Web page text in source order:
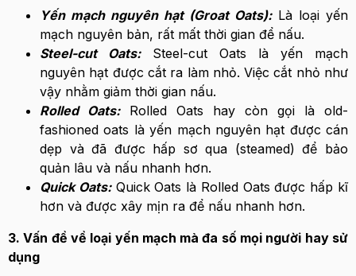
Yến mạch nguyên hạt (Groat Oats):Là loại yến
mạch nguyên bản, rất mất thời gian để nấu.
Steel-cut Oats:Steel-cut Oats là yến mạch
nguyên hạt được cắt ra làm nhỏ. Việc cắt nhỏ như
vậy nhằm giảm thời gian nấu.
Rolled Oats:Rolled Oats hay còn gọi là old-
fashioned oats là yến mạch nguyên hạt được cán
dẹp và đã được hấp sơ qua (steamed) để bảo
quản lâu và nấu nhanh hơn.
Quick Oats:Quick Oats là Rolled Oats được hấp kĩ
hơn và được xây mịn ra để nấu nhanh hơn.
3. Vấn đề về loại yến mạch mà đa số mọi người hay sử
dụng